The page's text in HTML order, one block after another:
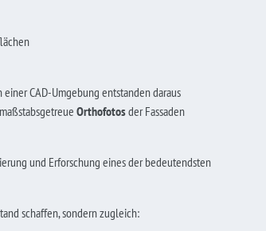
CAD-Umgebung entstanden daraus
Orthofotosder Fassaden
und Erforschung eines der bedeutendsten
schaffen, sondern zugleich: